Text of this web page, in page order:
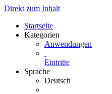
Direkt zum Inhalt
Startseite
Kategorien
Anwendungen
Eintritte
Sprache
Deutsch